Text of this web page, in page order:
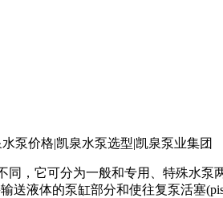
，它可分为一般和专用、特殊水泵两
液体的泵缸部分和使往复泵活塞